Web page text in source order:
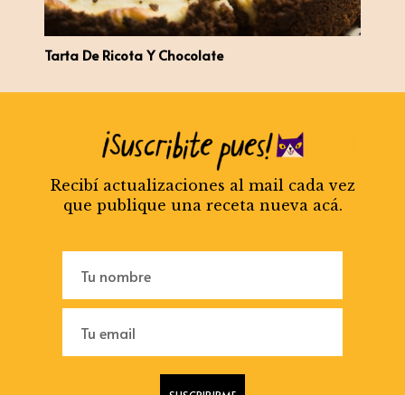
Tarta De Ricota Y Chocolate
Recibí actualizaciones al mail cada vez
que publique una receta nueva acá.